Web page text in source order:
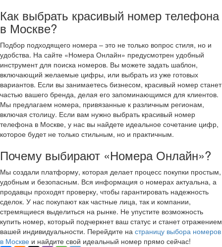
Как выбрать красивый номер телефона
в Москве?
Подбор подходящего номера – это не только вопрос стиля, но и
удобства. На сайте «Номера Онлайн» предусмотрен удобный
инструмент для поиска номеров. Вы можете задать шаблон,
включающий желаемые цифры, или выбрать из уже готовых
вариантов. Если вы занимаетесь бизнесом, красивый номер станет
частью вашего бренда, делая его запоминающимся для клиентов.
Мы предлагаем номера, привязанные к различным регионам,
включая столицу. Если вам нужно выбрать красивый номер
телефона в Москве, у нас вы найдете идеальное сочетание цифр,
которое будет не только стильным, но и практичным.
Почему выбирают «Номера Онлайн»?
Мы создали платформу, которая делает процесс покупки простым,
удобным и безопасным. Вся информация о номерах актуальна, а
продавцы проходят проверку, чтобы гарантировать надежность
сделок. У нас покупают как частные лица, так и компании,
стремящиеся выделиться на рынке. Не упустите возможность
купить номер, который подчеркнет ваш статус и станет отражением
вашей индивидуальности. Перейдите на страницу выбора номеров
в Москве и найдите свой идеальный номер прямо сейчас!